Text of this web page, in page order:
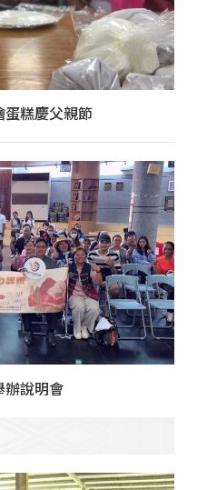
蛋糕慶父親節
辦說明會